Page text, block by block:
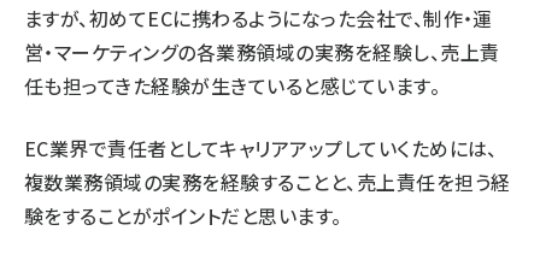
ますが、初めてECに携わるようになった会社で、制作・運
営・マーケティングの各業務領域の実務を経験し、売上責
任も担ってきた経験が生きていると感じています。
EC業界で責任者としてキャリアアップしていくためには、
複数業務領域の実務を経験することと、売上責任を担う経
験をすることがポイントだと思います。